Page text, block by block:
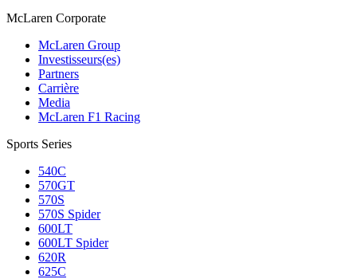
McLaren Corporate
McLaren Group
Investisseurs(es)
Partners
Carrière
Media
McLaren F1 Racing
Sports Series
540C
570GT
570S
570S Spider
600LT
600LT Spider
620R
625C